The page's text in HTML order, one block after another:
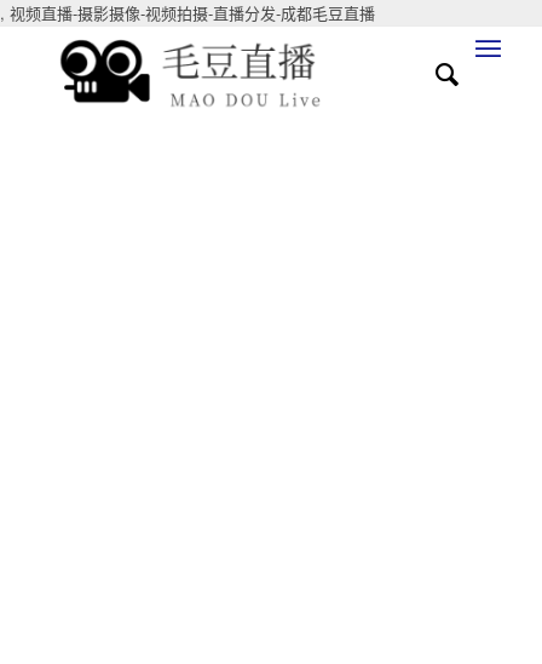
, 视频直播-摄影摄像-视频拍摄-直播分发-成都毛豆直播